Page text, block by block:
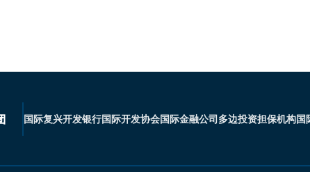
国际复兴开发银行国际开发协会国际金融公司多边投资担保机构国